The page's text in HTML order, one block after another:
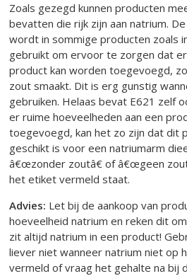
Zoals gezegd kunnen producten
bevatten die rijk zijn aan natrium.
wordt in sommige producten zoals
gebruikt om ervoor te zorgen dat
product kan worden toegevoegd,
zout smaakt. Dit is erg gunstig
gebruiken. Helaas bevat E621 zelf
er ruime hoeveelheden aan een
toegevoegd, kan het zo zijn dat dit
geschikt is voor een natriumarm
â€œzonder zoutâ€ of â€œgeen
het etiket vermeld staat.
Advies: Let bij de aankoop van
hoeveelheid natrium en reken dit
zit altijd natrium in een product!
liever niet wanneer natrium niet op
vermeld of vraag het gehalte na bij